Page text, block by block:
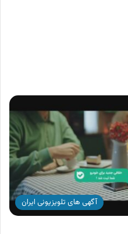
آگهی های تلویزیونی ایران